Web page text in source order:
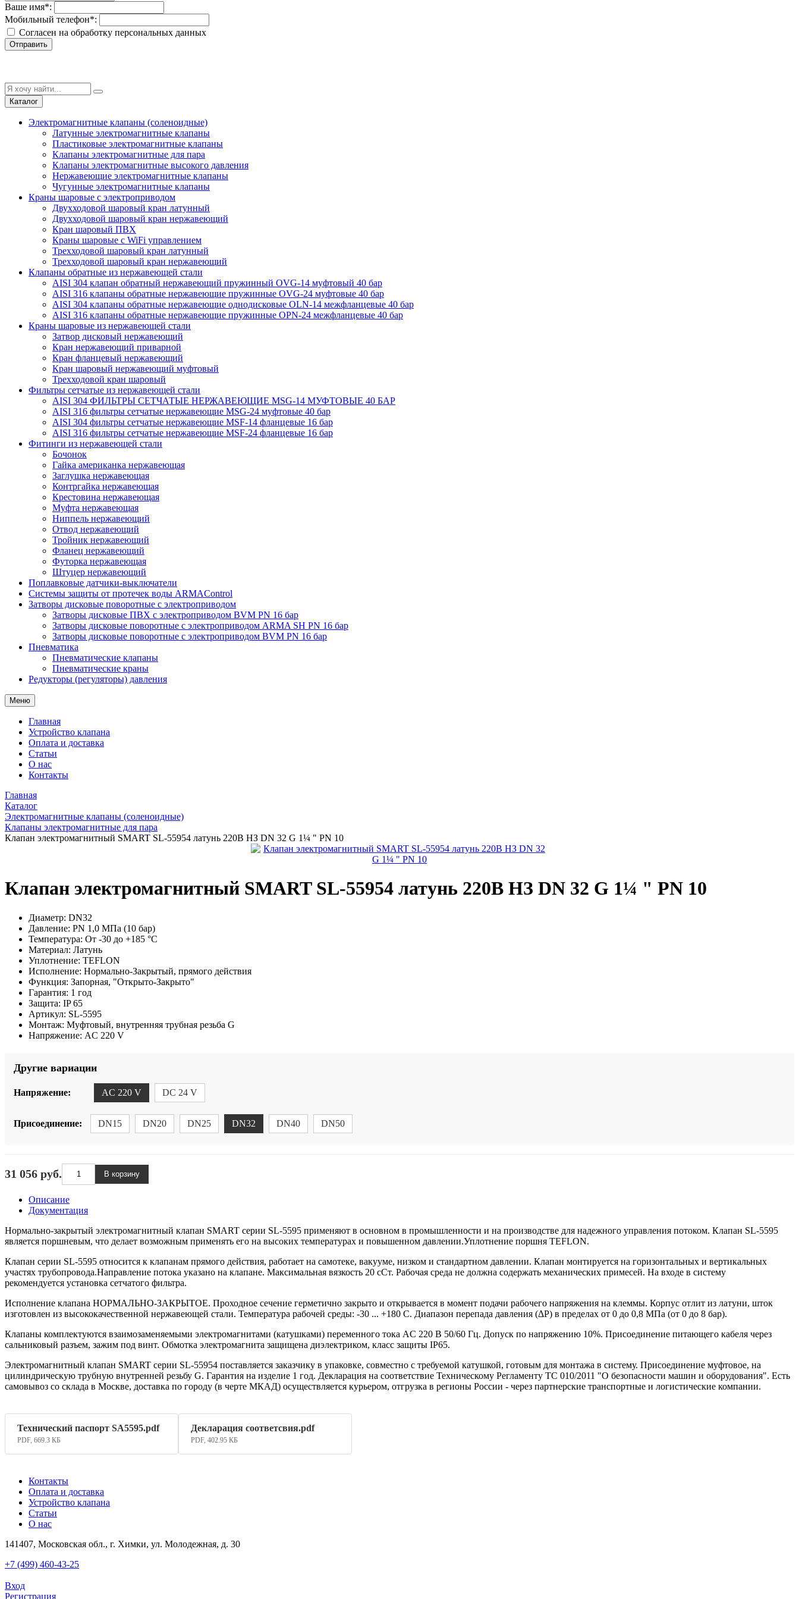
Ваше имя*:
Мобильный телефон*:
Согласен на обработку персональныx данных
Отправить
Каталог
Электромагнитные клапаны (соленоидные)
Латунные электромагнитные клапаны
Пластиковые электромагнитные клапаны
Клапаны электромагнитные для пара
Клапаны электромагнитные высокого давления
Нержавеющие электромагнитные клапаны
Чугунные электромагнитные клапаны
Краны шаровые с электроприводом
Двухходовой шаровый кран латунный
Двухходовой шаровый кран нержавеющий
Кран шаровый ПВХ
Краны шаровые с WiFi управлением
Трехходовой шаровый кран латунный
Трехходовой шаровый кран нержавеющий
Клапаны обратные из нержавеющей стали
AISI 304 клапан обратный нержавеющий пружинный OVG-14 муфтовый 40 бар
AISI 316 клапаны обратные нержавеющие пружинные OVG-24 муфтовые 40 бар
AISI 304 клапаны обратные нержавеющие однодисковые OLN-14 межфланцевые 40 бар
AISI 316 клапаны обратные нержавеющие пружинные OPN-24 межфланцевые 40 бар
Краны шаровые из нержавеющей стали
Затвор дисковый нержавеющий
Кран нержавеющий приварной
Кран фланцевый нержавеющий
Кран шаровый нержавеющий муфтовый
Трехходовой кран шаровый
Фильтры сетчатые из нержавеющей стали
AISI 304 ФИЛЬТРЫ СЕТЧАТЫЕ НЕРЖАВЕЮЩИЕ MSG-14 МУФТОВЫЕ 40 БАР
AISI 316 фильтры сетчатые нержавеющие MSG-24 муфтовые 40 бар
AISI 304 фильтры сетчатые нержавеющие MSF-14 фланцевые 16 бар
AISI 316 фильтры сетчатые нержавеющие MSF-24 фланцевые 16 бар
Фитинги из нержавеющей стали
Бочонок
Гайка американка нержавеющая
Заглушка нержавеющая
Контргайка нержавеющая
Крестовина нержавеющая
Муфта нержавеющая
Ниппель нержавеющий
Отвод нержавеющий
Тройник нержавеющий
Фланец нержавеющий
Футорка нержавеющая
Штуцер нержавеющий
Поплавковые датчики-выключатели
Системы защиты от протечек воды ARMAControl
Затворы дисковые поворотные с электроприводом
Затворы дисковые ПВХ с электроприводом BVM PN 16 бар
Затворы дисковые поворотные с электроприводом ARMA SH PN 16 бар
Затворы дисковые поворотные с электроприводом BVM PN 16 бар
Пневматика
Пневматические клапаны
Пневматические краны
Редукторы (регуляторы) давления
Меню
Главная
Устройство клапана
Оплата и доставка
Статьи
О нас
Контакты
Главная
Каталог
Электромагнитные клапаны (соленоидные)
Клапаны электромагнитные для пара
Клапан электромагнитный SMART SL-55954 латунь 220В НЗ DN 32 G 1¼ " PN 10
Клапан электромагнитный SMART SL-55954 латунь 220В НЗ DN 32 G 1¼ " PN 10
Диаметр: DN32
Давление: PN 1,0 МПа (10 бар)
Температура: От -30 до +185 °С
Материал: Латунь
Уплотнение: TEFLON
Исполнение: Нормально-Закрытый, прямого действия
Функция: Запорная, "Открыто-Закрыто"
Гарантия: 1 год
Защита: IP 65
Артикул: SL-5595
Монтаж: Муфтовый, внутренняя трубная резьба G
Напряжение: AC 220 V
Другие вариации
Напряжение: AC 220 V DC 24 V
Присоединение: DN15 DN20 DN25 DN32 DN40 DN50
31 056 руб.
Описание
Документация
Нормально-закрытый электромагнитный клапан SMART серии SL-5595 применяют в основном в промышленности и на производстве для надежного управления потоком. Клапан SL-5595
является поршневым, что делает возможным применять его на высоких температурах и повышенном давлении.Уплотнение поршня TEFLON.
Клапан серии SL-5595 относится к клапанам прямого действия, работает на самотеке, вакууме, низком и стандартном давлении. Клапан монтируется на горизонтальных и вертикальных
участях трубопровода.Направление потока указано на клапане. Максимальная вязкость 20 сСт. Рабочая среда не должна содержать механических примесей. На входе в систему
рекомендуется установка сетчатого фильтра.
Исполнение клапана НОРМАЛЬНО-ЗАКРЫТОЕ. Проходное сечение герметично закрыто и открывается в момент подачи рабочего напряжения на клеммы. Корпус отлит из латуни, шток
изготовлен из высококачественной нержавеющей стали. Температура рабочей среды: -30 ... +180 C. Диапазон перепада давления (ΔP) в пределах от 0 до 0,8 МПа (от 0 до 8 бар).
Клапаны комплектуются взаимозаменяемыми электромагнитами (катушками) переменного тока AC 220 В 50/60 Гц. Допуск по напряжению 10%. Присоединение питающего кабеля через
сальниковый разъем, зажим под винт. Обмотка электромагнита защищена диэлектриком, класс защиты IP65.
Электромагнитный клапан SMART серии SL-55954 поставляется заказчику в упаковке, совместно с требуемой катушкой, готовым для монтажа в систему. Присоединение муфтовое, на
цилиндрическую трубную внутренней резьбу G. Гарантия на изделие 1 год. Декларация на соответствие Техническому Регламенту ТС 010/2011 "О безопасности машин и оборудования". Есть
самовывоз со склада в Москве, доставка по городу (в черте МКАД) осуществляется курьером, отгрузка в регионы России - через партнерские транспортные и логистические компании.
Технический паспорт SA5595.pdf
PDF, 669.3 КБ
Декларация соответсвия.pdf
PDF, 402.95 КБ
Контакты
Оплата и доставка
Устройство клапана
Статьи
О нас
141407, Московская обл., г. Химки, ул. Молодежная, д. 30
+7 (499) 460-43-25
Вход
Регистрация